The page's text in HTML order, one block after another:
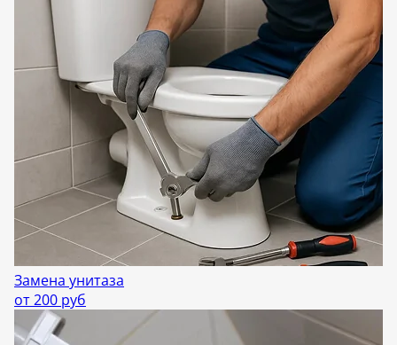
Замена унитаза
от 200 руб